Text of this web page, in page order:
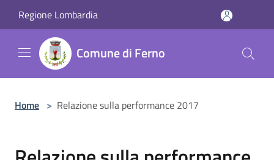
Regione Lombardia
Comune di Ferno
Home > Relazione sulla performance 2017